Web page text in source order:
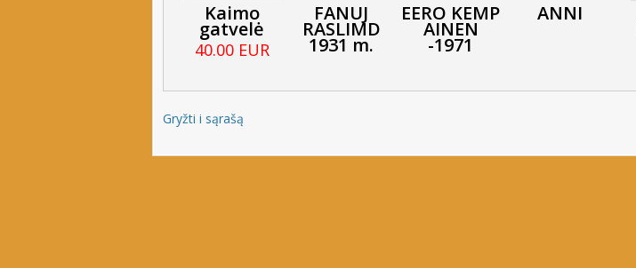
Kaimo
gatvelė
40.00 EUR
FANUJ
RASLIMD
1931 m.
EERO KEMP
AINEN
-1971
ANNI
Gryžti i sąrašą